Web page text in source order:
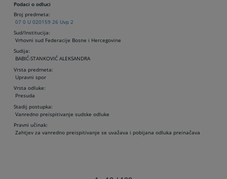
Podaci o odluci
Broj predmeta:
07 0 U 020159 26 Uvp 2
Sud/Institucija:
Vrhovni sud Federacije Bosne i Hercegovine
Sudija:
BABIĆ-STANKOVIĆ ALEKSANDRA
Vrsta predmeta:
Upravni spor
Vrsta odluke:
Presuda
Stadij postupka:
Vanredno preispitivanje sudske odluke
Pravni učinak:
Zahtjev za vanredno preispitivanje se uvažava i pobijana odluka preinačava